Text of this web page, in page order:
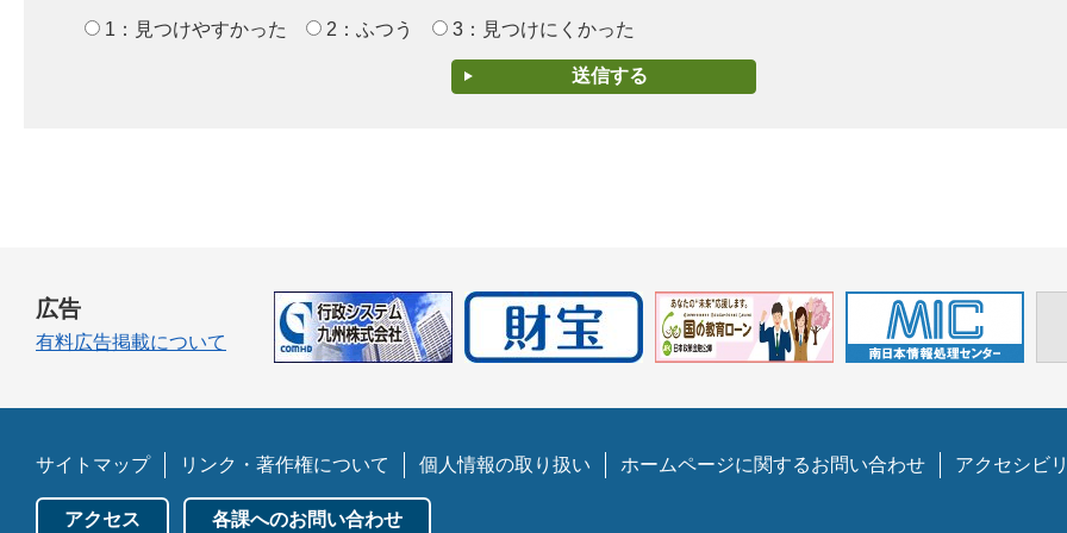
1：見つけやすかった 2：ふつう 3：見つけにくかった
広告
有料広告掲載について
サイトマップ リンク・著作権について 個人情報の取り扱い ホームページに関するお問い合わせ アクセシビ
アクセス 各課へのお問い合わせ